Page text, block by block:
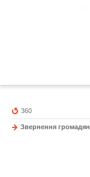
360
Звернення громадян